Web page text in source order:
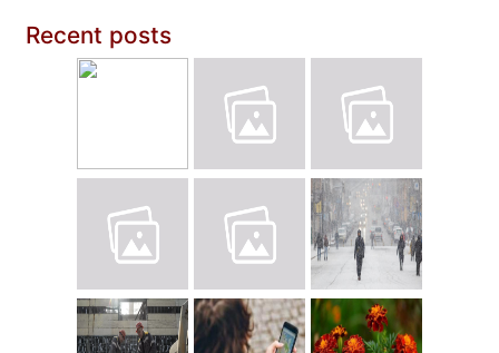
Recent posts